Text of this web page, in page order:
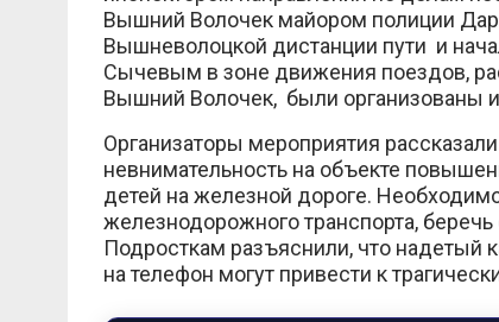
Вышний Волочек майором полиции
Вышневолоцкой дистанции пути и
Сычевым в зоне движения поездов,
Вышний Волочек, были организованы
Организаторы мероприятия
невнимательность на объекте
детей на железной дороге.
железнодорожного транспорта,
Подросткам разъяснили, что надетый
на телефон могут привести к